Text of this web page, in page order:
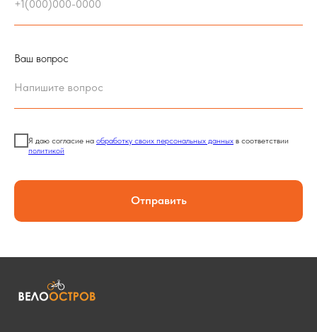
Ваш вопрос
Я даю согласие на обработку своих персональных данных в соответствии
политикой
Отправить